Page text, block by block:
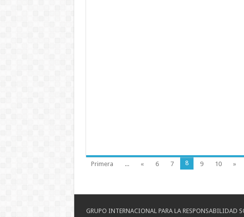
Primera ... « 6 7 8 9 10 »
GRUPO INTERNACIONAL PARA LA RESPONSABILIDAD